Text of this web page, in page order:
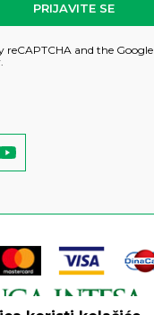
PRIJAVITE SE
reCAPTCHA and the Google